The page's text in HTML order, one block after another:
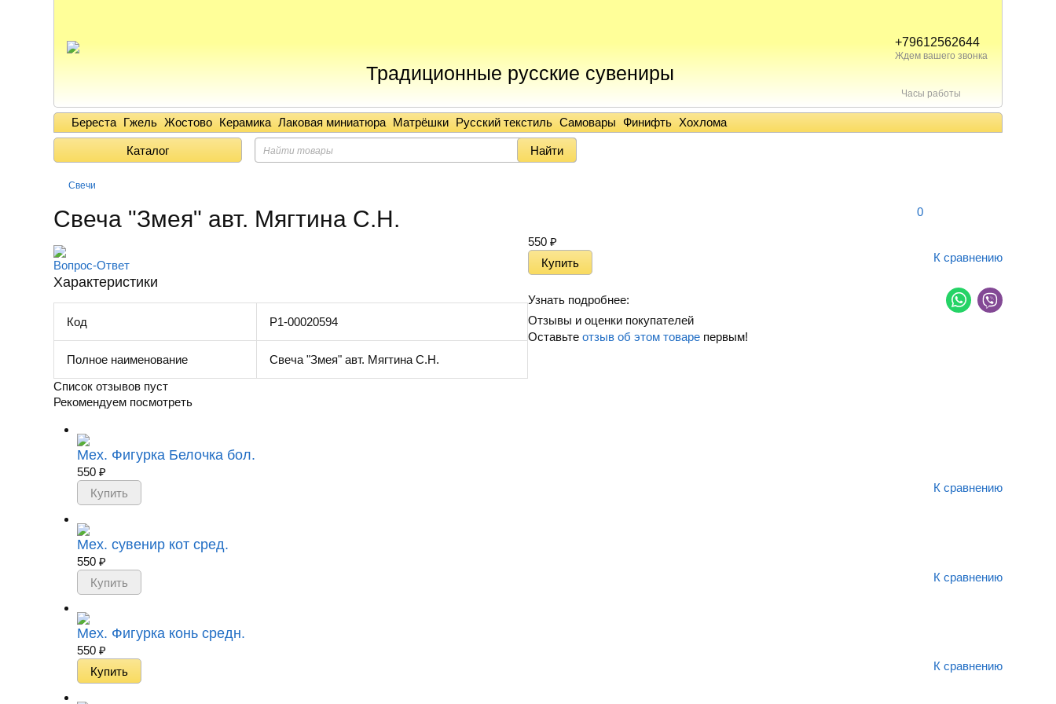
Традиционные русские сувениры
+79612562644
Ждем вашего звонка
Часы работы
Береста Гжель Жостово Керамика Лаковая миниатюра Матрёшки Русский текстиль Самовары Финифть Хохлома
Каталог
Свечи
Свеча "Змея" авт. Мягтина С.Н. 0
Вопрос-Ответ
Характеристики
Код Р1-00020594
Полное наименование Свеча "Змея" авт. Мягтина С.Н.
550 ₽
К сравнению
Узнать подробнее:
Отзывы и оценки покупателей
Оставьте отзыв об этом товаре первым!
Список отзывов пуст
Рекомендуем посмотреть
Мех. Фигурка Белочка бол.
550 ₽
К сравнению
Мех. сувенир кот сред.
550 ₽
К сравнению
Мех. Фигурка конь средн.
550 ₽
К сравнению